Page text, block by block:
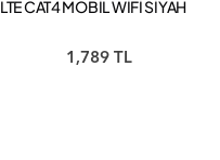
LTE CAT4 MOBİL WİFİ SİYAH
1,789 TL